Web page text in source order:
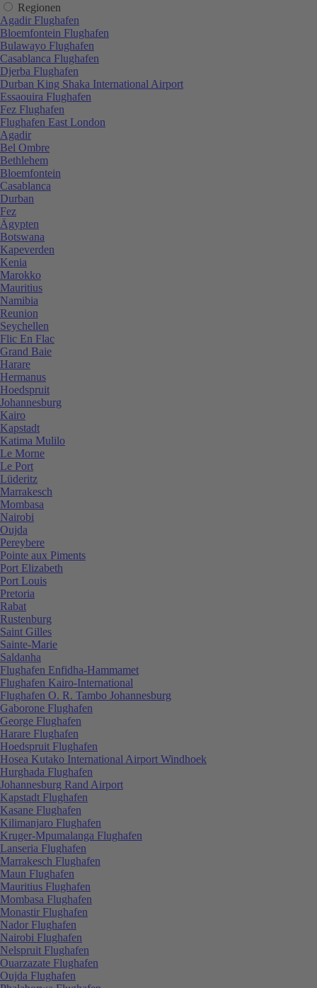
Regionen
Agadir Flughafen
Bloemfontein Flughafen
Bulawayo Flughafen
Casablanca Flughafen
Djerba Flughafen
Durban King Shaka International Airport
Essaouira Flughafen
Fez Flughafen
Flughafen East London
Agadir
Bel Ombre
Bethlehem
Bloemfontein
Casablanca
Durban
Fez
Ägypten
Botswana
Kapeverden
Kenia
Marokko
Mauritius
Namibia
Reunion
Seychellen
Flic En Flac
Grand Baie
Harare
Hermanus
Hoedspruit
Johannesburg
Kairo
Kapstadt
Katima Mulilo
Le Morne
Le Port
Lüderitz
Marrakesch
Mombasa
Nairobi
Oujda
Pereybere
Pointe aux Piments
Port Elizabeth
Port Louis
Pretoria
Rabat
Rustenburg
Saint Gilles
Sainte-Marie
Saldanha
Flughafen Enfidha-Hammamet
Flughafen Kairo-International
Flughafen O. R. Tambo Johannesburg
Gaborone Flughafen
George Flughafen
Harare Flughafen
Hoedspruit Flughafen
Hosea Kutako International Airport Windhoek
Hurghada Flughafen
Johannesburg Rand Airport
Kapstadt Flughafen
Kasane Flughafen
Kilimanjaro Flughafen
Kruger-Mpumalanga Flughafen
Lanseria Flughafen
Marrakesch Flughafen
Maun Flughafen
Mauritius Flughafen
Mombasa Flughafen
Monastir Flughafen
Nador Flughafen
Nairobi Flughafen
Nelspruit Flughafen
Ouarzazate Flughafen
Oujda Flughafen